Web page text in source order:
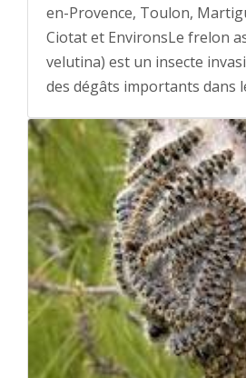
en-Provence, Toulon,
Ciotat et EnvironsLe frelon
velutina) est un insecte
des dégâts importants dans